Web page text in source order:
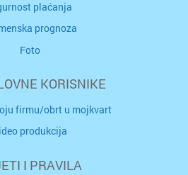
plaćanja
prognoza
Foto
KORISNIKE
firmu/obrt u mojkvart
produkcija
I PRAVILA